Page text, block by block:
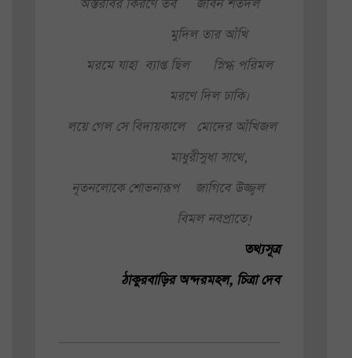
অস্তরবির কিরণে তব
জীবন শতদল
মুদিল তার আঁখি
মরমে যাহা ব্যাপ্ত ছিল
স্নিগ্ধ পরিমল
মরণে দিল ঢাকি।
লয়ে গেল সে বিদায়কালে
মোদের আঁখিজল
মাধুরীসুধা সাথে,
নূতনলোকে শোভনারূপ
জাগিবে উজ্জ্বল
বিমল নবপ্রাতে!
তথ্যসূত্র
ঠাকুরবাড়ির অন্দরমহল, চিত্রা দেব